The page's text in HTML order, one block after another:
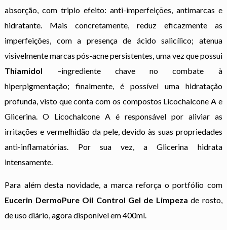
absorção, com triplo efeito: anti-imperfeições, antimarcas e
hidratante. Mais concretamente, reduz eficazmente as
imperfeições, com a presença de ácido salicílico; atenua
visivelmente marcas pós-acne persistentes, uma vez que possui
Thiamidol –ingrediente chave no combate à
hiperpigmentação; finalmente, é possível uma hidratação
profunda, visto que conta com os compostos Licochalcone A e
Glicerina. O Licochalcone A é responsável por aliviar as
irritações e vermelhidão da pele, devido às suas propriedades
anti-inflamatórias. Por sua vez, a Glicerina hidrata
intensamente.
Para além desta novidade, a marca reforça o portfólio com
Eucerin DermoPure Oil Control Gel de Limpeza de rosto,
de uso diário, agora disponível em 400ml.